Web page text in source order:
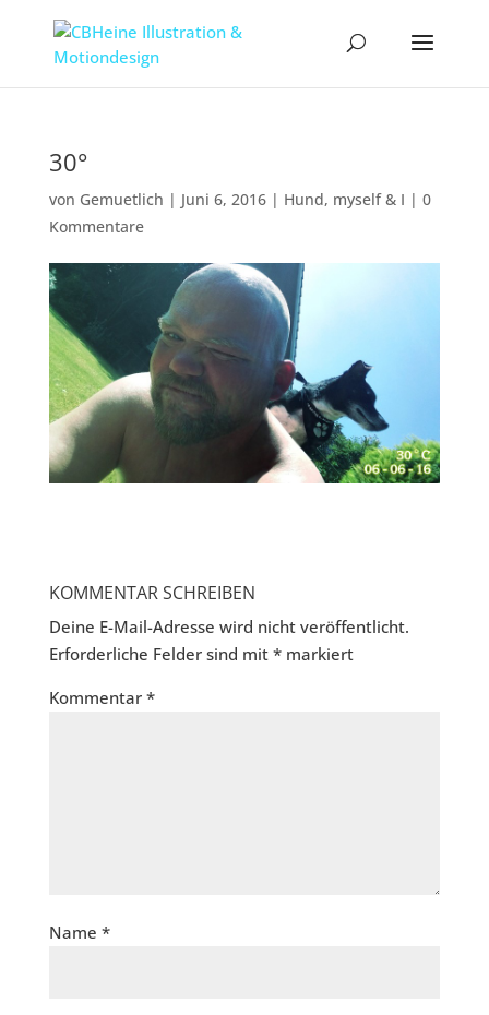
30°
von Gemuetlich | Juni 6, 2016| Hund, myself & I | 0
Kommentare
KOMMENTAR SCHREIBEN
Deine E-Mail-Adresse wird nicht veröffentlicht.
Erforderliche Felder sind mit *markiert
Kommentar *
Name *